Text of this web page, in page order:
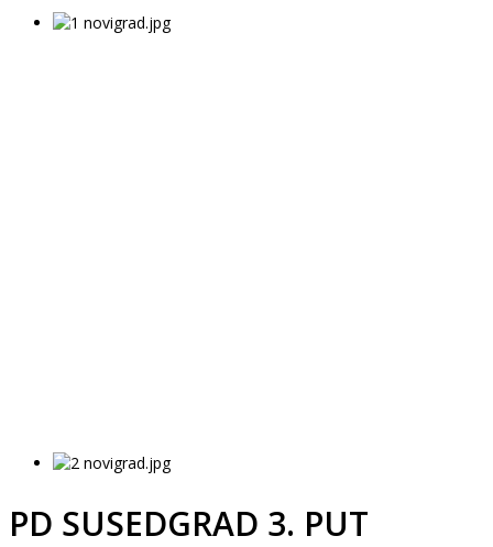
PD SUSEDGRAD 3. PUT